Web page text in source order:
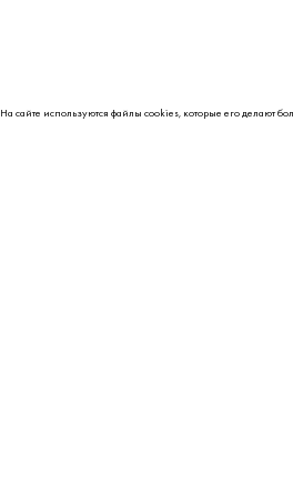
На сайте используются файлы cookies, которые его делают